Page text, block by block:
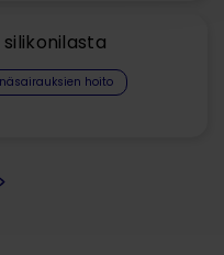
silikonilasta
hoito